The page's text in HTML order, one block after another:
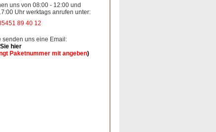
uns von 08:00 - 12:00 und
Uhr werktags anrufen unter:
89 40 12
senden uns eine Email:
hier
Paketnummer mit angeben)